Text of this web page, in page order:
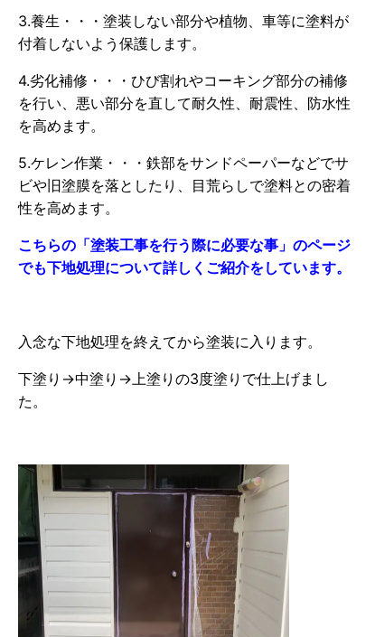
3.養生・・・塗装しない部分や植物、車等に塗料が
付着しないよう保護します。
4.劣化補修・・・ひび割れやコーキング部分の補修
を行い、悪い部分を直して耐久性、耐震性、防水性
を高めます。
5.ケレン作業・・・鉄部をサンドペーパーなどでサ
ビや旧塗膜を落としたり、目荒らしで塗料との密着
性を高めます。
こちらの「塗装工事を行う際に必要な事」のページ
でも下地処理について詳しくご紹介をしています。
入念な下地処理を終えてから塗装に入ります。
下塗り→中塗り→上塗りの3度塗りで仕上げまし
た。